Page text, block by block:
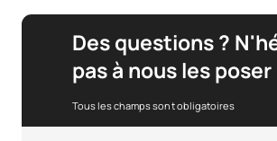
Des questions ?
pas à nous les poser
Tous les champs sont obligatoires